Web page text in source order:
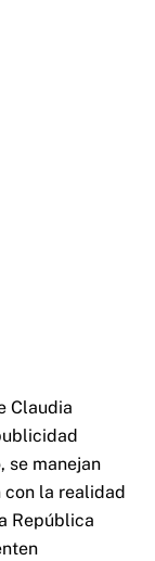
Claudia
se manejan
la realidad
República